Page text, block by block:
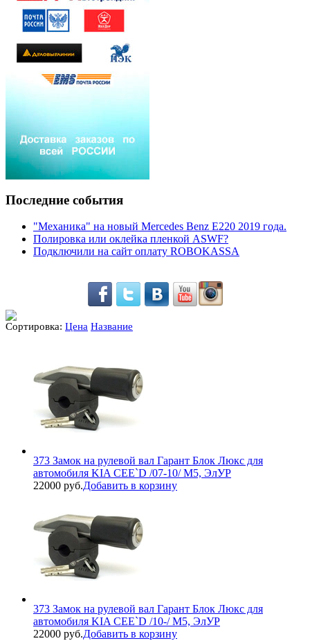
Последние события
"Механика" на новый Mercedes Benz E220 2019 года.
Полировка или оклейка пленкой ASWF?
Подключили на сайт оплату ROBOKASSA
Сортировка: Цена Название
373 Замок на рулевой вал Гарант Блок Люкс для
автомобиля KIA CEE`D /07-10/ М5, ЭлУР
22000 руб.Добавить в корзину
373 Замок на рулевой вал Гарант Блок Люкс для
автомобиля KIA CEE`D /10-/ М5, ЭлУР
22000 руб.Добавить в корзину